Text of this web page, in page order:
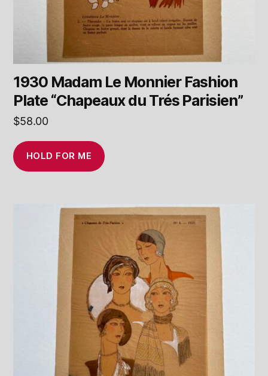
1930 Madam Le Monnier Fashion
Plate “Chapeaux du Trés Parisien”
$58.00
HOLD FOR ME